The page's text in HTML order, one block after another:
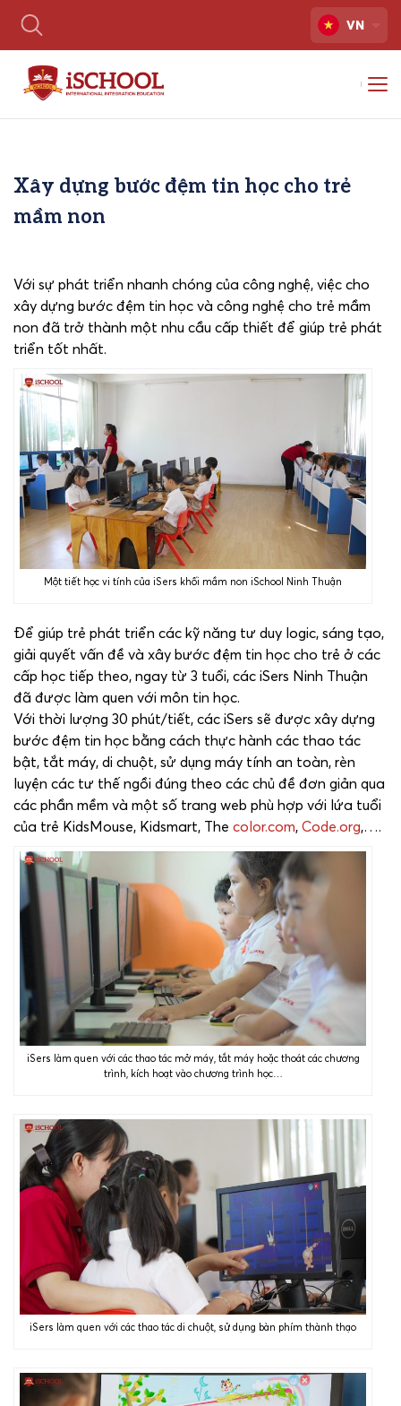
VN
Xây dựng bước đệm tin học cho trẻ
mầm non
Với sự phát triển nhanh chóng của công nghệ, việc cho
xây dựng bước đệm tin học và công nghệ cho trẻ mầm
non đã trở thành một nhu cầu cấp thiết để giúp trẻ phát
triển tốt nhất.
Một tiết học vi tính của iSers khối mầm non iSchool Ninh Thuận
Để giúp trẻ phát triển các kỹ năng tư duy logic, sáng tạo,
giải quyết vấn đề và xây bước đệm tin học cho trẻ ở các
cấp học tiếp theo, ngay từ 3 tuổi, các iSers Ninh Thuận
đã được làm quen với môn tin học.
Với thời lượng 30 phút/tiết, các iSers sẽ được xây dựng
bước đệm tin học bằng cách thực hành các thao tác
bật, tắt máy, di chuột, sử dụng máy tính an toàn, rèn
luyện các tư thế ngồi đúng theo các chủ đề đơn giản qua
các phần mềm và một số trang web phù hợp với lứa tuổi
của trẻ KidsMouse, Kidsmart, The color.com, Code.org,….
iSers làm quen với các thao tác mở máy, tắt máy hoặc thoát các chương
trình, kích hoạt vào chương trình học…
iSers làm quen với các thao tác di chuột, sử dụng bàn phím thành thạo